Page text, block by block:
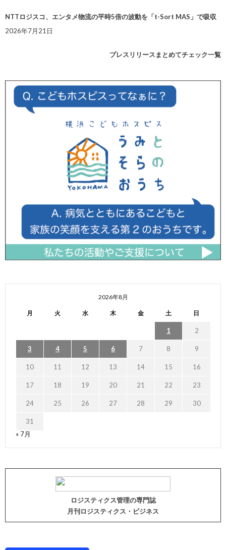
NTTロジスコ、エンタメ物流の平時5倍の波動を「t-Sort MAS」で吸収
2026年7月21日
プレスリリースまとめてチェック一覧
2026年8月
月 火 水 木 金 土 日
1 2
3 4 5 6 7 8 9
10 11 12 13 14 15 16
17 18 19 20 21 22 23
24 25 26 27 28 29 30
31
« 7月
ロジスティクス管理の専門誌
月刊ロジスティクス・ビジネス